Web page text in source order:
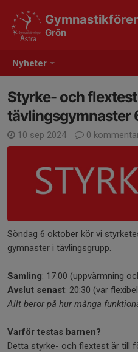
Nyheter
Grön
Styrke- och
tävlingsgymnaster
10 sep 2024 0
Söndag 6 oktober kör vi
gymnaster i tävlingsgrupp.
Samling: 17:00 (uppvärmning
Avslut senast: 20:30 (var
Allt beror på hur många
Varför testas barnen?
Detta styrke- och flextest är till